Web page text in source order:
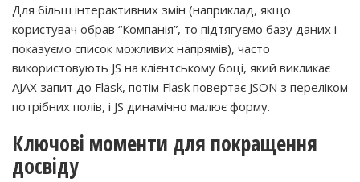
Для більш інтерактивних змін (наприклад, якщо
користувач обрав “Компанія”, то підтягуємо базу даних і
показуємо список можливих напрямів), часто
використовують JS на клієнтському боці, який викликає
AJAX запит до Flask, потім Flask повертає JSON з переліком
потрібних полів, і JS динамічно малює форму.
Ключові моменти для покращення
досвіду